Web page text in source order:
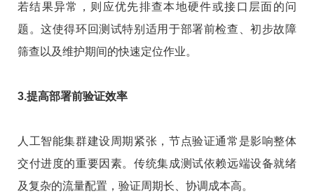
若结果异常，则应优先排查本地硬件或接口层面的问
题。这使得环回测试特别适用于部署前检查、初步故障
筛查以及维护期间的快速定位作业。
3.提高部署前验证效率
人工智能集群建设周期紧张，节点验证通常是影响整体
交付进度的重要因素。传统集成测试依赖远端设备就绪
及复杂的流量配置，验证周期长、协调成本高。